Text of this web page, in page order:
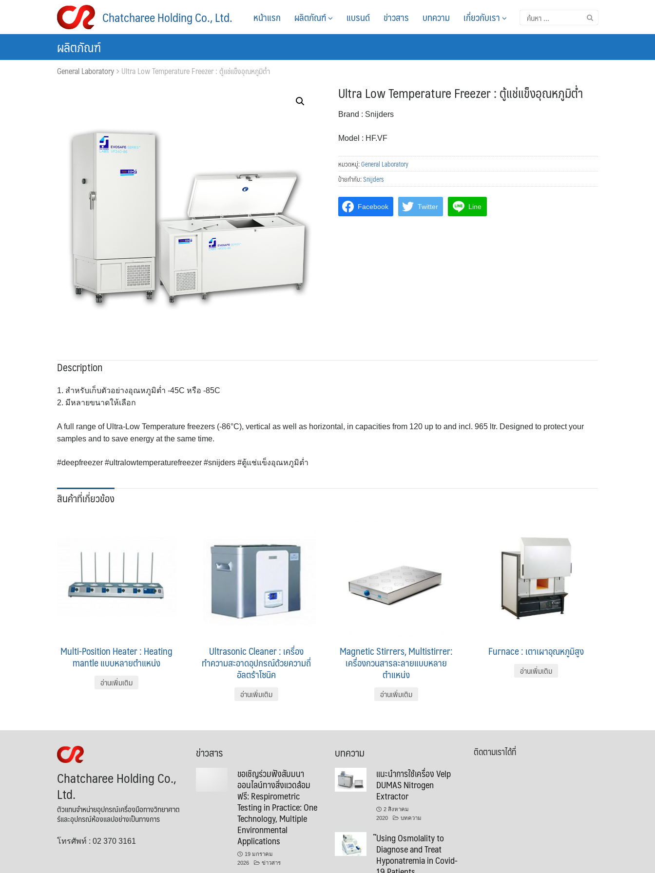
Chatcharee Holding Co., Ltd.
ค้นหา
สำหรับ:
หน้าแรก ผลิตภัณฑ์ แบรนด์ ข่าวสาร บทความ เกี่ยวกับเรา
ผลิตภัณฑ์
General Laboratory Ultra Low Temperature Freezer : ตู้แช่แข็งอุณหภูมิต่ำ
Ultra Low Temperature Freezer : ตู้แช่แข็งอุณหภูมิต่ำ
Brand : Snijders
Model : HF.VF
หมวดหมู่:General Laboratory
ป้ายกำกับ:Snijders
Facebook Twitter Line
Description
1. สำหรับเก็บตัวอย่างอุณหภูมิต่ำ -45C หรือ -85C
2. มีหลายขนาดให้เลือก
A full range of Ultra-Low Temperature freezers (-86°C), vertical as well as horizontal, in capacities from 120 up to and incl. 965 ltr. Designed to protect your
samples and to save energy at the same time.
#deepfreezer #ultralowtemperaturefreezer #snijders #ตู้แช่แข็งอุณหภูมิต่ำ
สินค้าที่เกี่ยวข้อง
Multi-Position Heater : Heating
mantle แบบหลายตำแหน่ง
อ่านเพิ่มเติม
Ultrasonic Cleaner : เครื่อง
ทำความสะอาดอุปกรณ์ด้วยความถี่
อัลตร้าโซนิค
อ่านเพิ่มเติม
Magnetic Stirrers, Multistirrer:
เครื่องกวนสารละลายแบบหลาย
ตำแหน่ง
อ่านเพิ่มเติม
Furnace : เตาเผาอุณหภูมิสูง
อ่านเพิ่มเติม
Chatcharee Holding Co.,
Ltd.
ตัวแทนจำหน่ายอุปกรณ์เครื่องมือทางวิทยาศาต
ร์และอุปกรณ์ห้องแลปอย่างเป็นทางการ
โทรศัพท์ : 02 370 3161
ข่าวสาร
ขอเชิญร่วมฟังสัมมนา
ออนไลน์ทางสิ่งแวดล้อม
ฟรี: Respirometric
Testing in Practice: One
Technology, Multiple
Environmental
Applications
19 มกราคม
2026
ข่าวสาร
บทความ
แนะนำการใช้เครื่อง Velp
DUMAS Nitrogen
Extractor
2 สิงหาคม
2020
บทความ
๊Using Osmolality to
Diagnose and Treat
Hyponatremia in Covid-
ติดตามเราได้ที่